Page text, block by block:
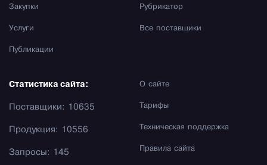
Закупки
Услуги
Публикации
Рубрикатор
Все поставщики
О сайте
Тарифы
Техническая поддержка
Правила сайта
Статистика сайта:
Поставщики: 10635
Продукция: 10556
Запросы: 145